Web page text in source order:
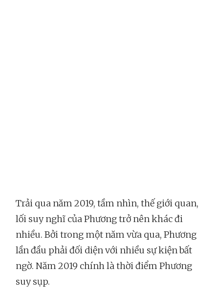
Trải qua năm 2019, tầm nhìn, thế giới quan,
lối suy nghĩ của Phương trở nên khác đi
nhiều. Bởi trong một năm vừa qua, Phương
lần đầu phải đối diện với nhiều sự kiện bất
ngờ. Năm 2019 chính là thời điểm Phương
suy sụp.